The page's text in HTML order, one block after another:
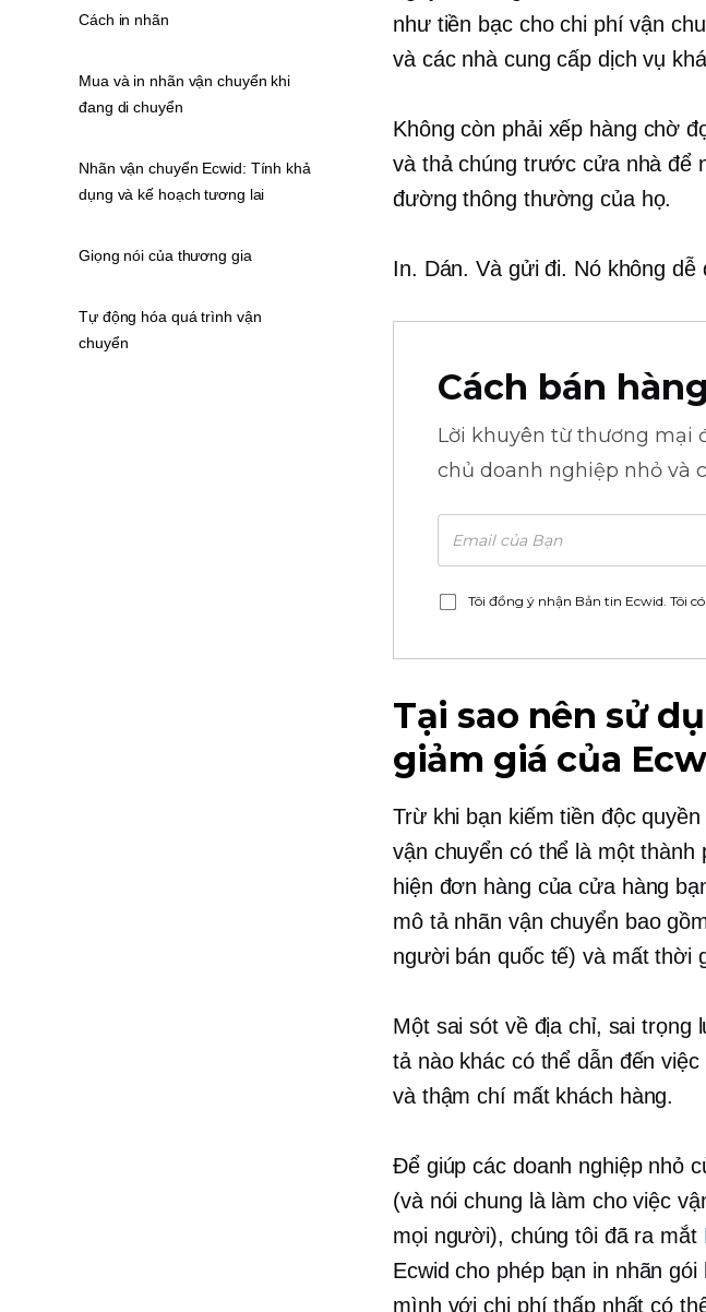
như tiền bạc cho chi phí vận
và các nhà cung cấp dịch vụ
Không còn phải xếp hàng chờ
và thả chúng trước cửa nhà để
đường thông thường của họ.
In. Dán. Và gửi đi. Nó không dễ
Cách bán
Lời khuyên từ thương mại
chủ doanh nghiệp nhỏ và
Tôi đồng ý nhận Bản tin Ecwid. Tôi
Tại sao nên sử
giảm giá của
Trừ khi bạn kiếm tiền độc
vận chuyển có thể là một
hiện đơn hàng của cửa hàng
mô tả nhãn vận chuyển bao
người bán quốc tế) và mất thời
Một sai sót về địa chỉ, sai trọng
tả nào khác có thể dẫn đến
và thậm chí mất khách hàng.
Để giúp các doanh nghiệp nhỏ
(và nói chung là làm cho việc
mọi người), chúng tôi đã ra mắt
Ecwid cho phép bạn in nhãn
mình với chi phí thấp nhất có
Cách in nhãn
Mua và in nhãn vận chuyển khi
đang di chuyển
Nhãn vận chuyển Ecwid: Tính khả
dụng và kế hoạch tương lai
Giọng nói của thương gia
Tự động hóa quá trình vận
chuyển